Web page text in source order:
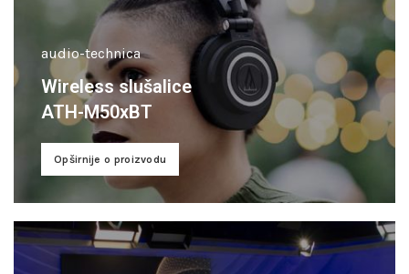
audio-technica
Wireless slušalice
ATH-M50xBT
Opširnije o proizvodu